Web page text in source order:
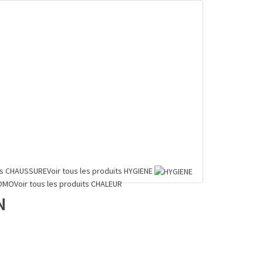
CHAUSSUREVoir tous les produits HYGIENE
Voir tous les produitsCHALEUR